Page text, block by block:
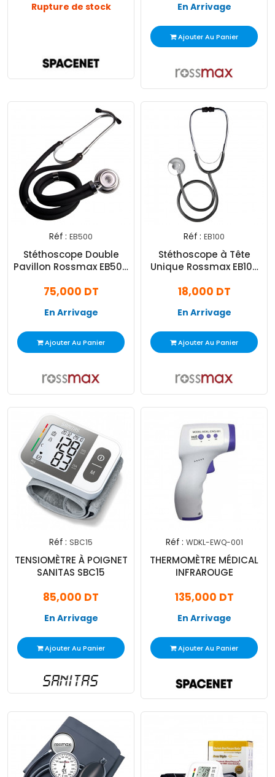
Rupture de stock En Arrivage
Ajouter Au Panier
Réf : EB500
Stéthoscope Double
Pavillon Rossmax EB500
75,000 DT
En Arrivage
Ajouter Au Panier
Réf : EB100
Stéthoscope à Tête
Unique Rossmax EB100
18,000 DT
En Arrivage
Ajouter Au Panier
Réf : SBC15
TENSIOMÈTRE À POIGNET
SANITAS SBC15
85,000 DT
En Arrivage
Ajouter Au Panier
Réf : WDKL-EWQ-001
THERMOMÈTRE MÉDICAL
INFRAROUGE
135,000 DT
En Arrivage
Ajouter Au Panier